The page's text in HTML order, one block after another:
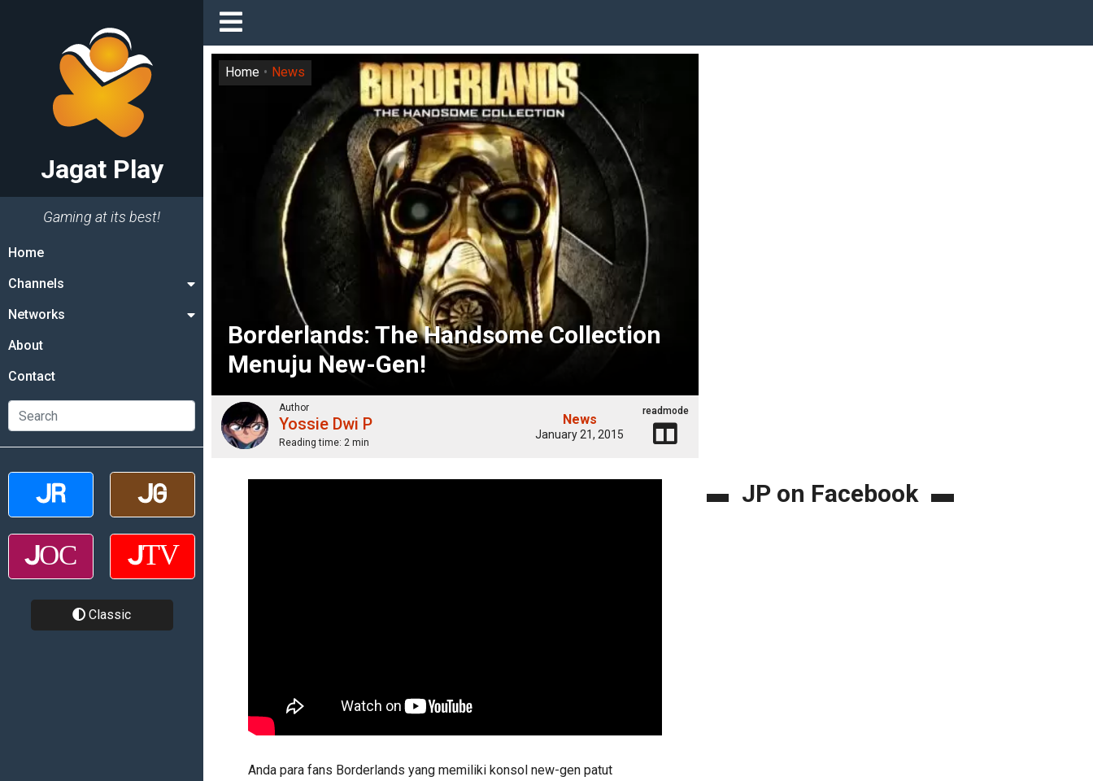
Jagat Play
Gaming at its best!
Home
Channels
Networks
About
Contact
Classic
Borderlands: The Handsome Collection
Menuju New-Gen!
Home News
Author
Yossie Dwi P
Reading time: 2 min
News
January 21, 2015
readmode
Anda para fans Borderlands yang memiliki konsol new-gen patut
JP on Facebook